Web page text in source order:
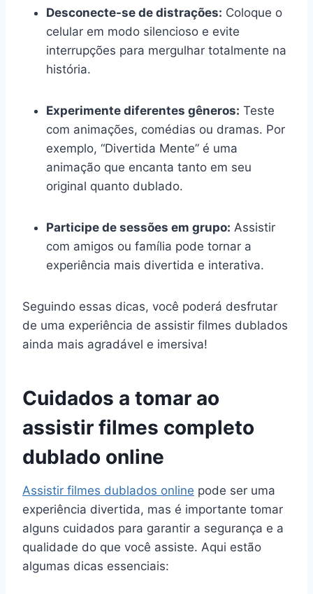
Desconecte-se de distrações: Coloque o
celular em modo silencioso e evite
interrupções para mergulhar totalmente na
história.
Experimente diferentes gêneros: Teste
com animações, comédias ou dramas. Por
exemplo, “Divertida Mente” é uma
animação que encanta tanto em seu
original quanto dublado.
Participe de sessões em grupo: Assistir
com amigos ou família pode tornar a
experiência mais divertida e interativa.
Seguindo essas dicas, você poderá desfrutar
de uma experiência de assistir filmes dublados
ainda mais agradável e imersiva!
Cuidados a tomar ao
assistir filmes completo
dublado online
Assistir filmes dublados online pode ser uma
experiência divertida, mas é importante tomar
alguns cuidados para garantir a segurança e a
qualidade do que você assiste. Aqui estão
algumas dicas essenciais: